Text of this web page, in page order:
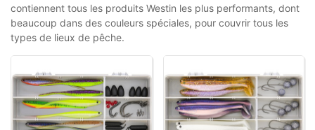
contiennent tous les produits Westin les plus performants, dont
beaucoup dans des couleurs spéciales, pour couvrir tous les
types de lieux de pêche.